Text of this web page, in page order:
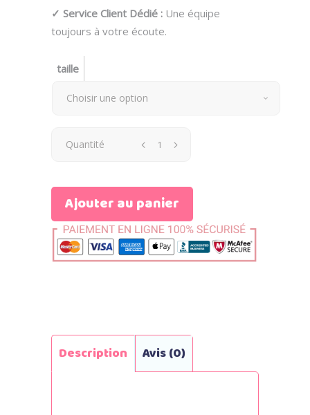
✓ Service Client Dédié : Une équipe
toujours à votre écoute.
taille
Choisir une option
Quantité
Ajouter au panier
Description Avis (0)